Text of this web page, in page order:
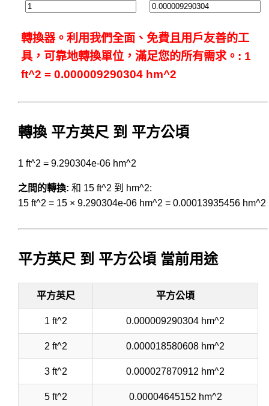
轉換器。利用我們全面、免費且用戶友善的工
具，可靠地轉換單位，滿足您的所有需求。: 1
ft^2 = 0.000009290304 hm^2
轉換 平方英尺 到 平方公頃
1 ft^2 = 9.290304e-06 hm^2
之間的轉換: 和 15 ft^2 到 hm^2:
15 ft^2 = 15 × 9.290304e-06 hm^2 = 0.00013935456 hm^2
平方英尺 到 平方公頃 當前用途
平方英尺 平方公頃
1 ft^2 0.000009290304 hm^2
2 ft^2 0.000018580608 hm^2
3 ft^2 0.000027870912 hm^2
5 ft^2 0.00004645152 hm^2